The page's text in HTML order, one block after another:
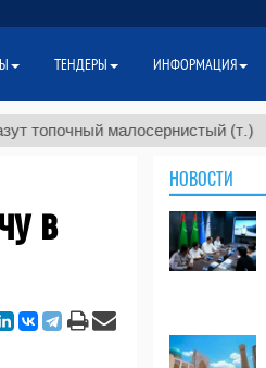
малосернистый (т.) $300
в
НОВОСТИ
ТЕНДЕРЫ ИНФОРМАЦИЯ